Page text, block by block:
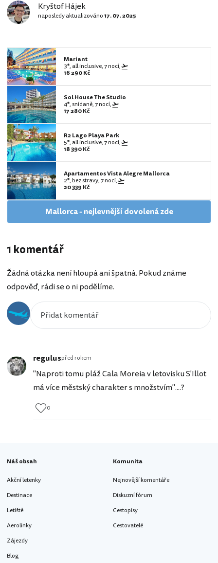
Kryštof Hájek
naposledy aktualizováno17. 07. 2025
Mariant
3*, all inclusive, 7 nocí,
16 290 Kč
Sol House The Studio
4*, snídaně, 7 nocí,
17 280 Kč
R2 Lago Playa Park
5*, all inclusive, 7 nocí,
18 390 Kč
Apartamentos Vista Alegre Mallorca
2*, bez stravy, 7 nocí,
20 339 Kč
Mallorca - nejlevnější dovolená zde
1 komentář
Žádná otázka není hloupá ani špatná. Pokud známe
odpověď, rádi se o ni podělíme.
reguluspřed rokem
"Naproti tomu pláž Cala Moreia v letovisku S'Illot
má více městský charakter s množstvím"....?
0
Náš obsah
Akční letenky
Destinace
Letiště
Aerolinky
Zájezdy
Blog
Komunita
Nejnovější komentáře
Diskuzní fórum
Cestopisy
Cestovatelé